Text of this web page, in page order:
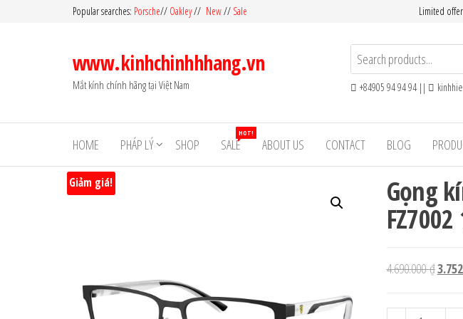
Popular searches: Porsche// Oakley// New// Sale Limited
www.kinhchinhhhang.vn
Mắt kính chính hãng tại Việt Nam +84905 94 94 94 ||
HOME PHÁP LÝ SHOP SALE
HOT!
ABOUT US CONTACT BLOG
Giảm giá! Gọng
FZ7002
4.690.000₫Giá
là: